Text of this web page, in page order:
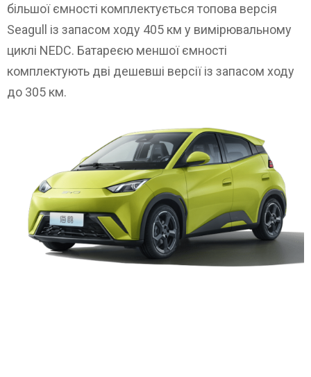
більшої ємності комплектується топова версія
Seagull із запасом ходу 405 км у вимірювальному
циклі NEDC. Батареєю меншої ємності
комплектують дві дешевші версії із запасом ходу
до 305 км.